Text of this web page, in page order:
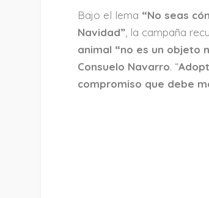
Bajo el lema “No seas
Navidad” , la campaña
animal “no es un objeto
Consuelo Navarro. “
compromiso que debe